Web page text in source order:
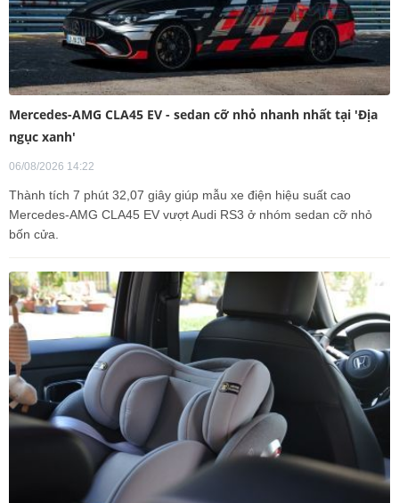
Mercedes-AMG CLA45 EV - sedan cỡ nhỏ nhanh nhất tại 'Địa
ngục xanh'
06/08/2026 14:22
Thành tích 7 phút 32,07 giây giúp mẫu xe điện hiệu suất cao
Mercedes-AMG CLA45 EV vượt Audi RS3 ở nhóm sedan cỡ nhỏ
bốn cửa.